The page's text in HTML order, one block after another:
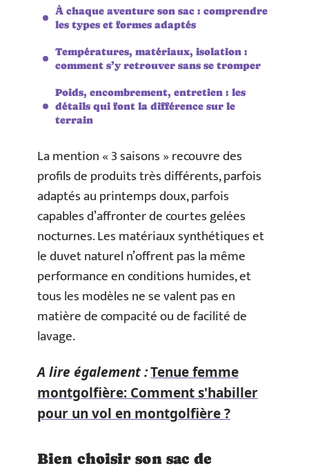
À chaque aventure son sac : comprendre
les types et formes adaptés
Températures, matériaux, isolation :
comment s’y retrouver sans se tromper
Poids, encombrement, entretien : les
détails qui font la différence sur le
terrain
La mention « 3 saisons » recouvre des
profils de produits très différents, parfois
adaptés au printemps doux, parfois
capables d’affronter de courtes gelées
nocturnes. Les matériaux synthétiques et
le duvet naturel n’offrent pas la même
performance en conditions humides, et
tous les modèles ne se valent pas en
matière de compacité ou de facilité de
lavage.
A lire également :Tenue femme
montgolfière: Comment s'habiller
pour un vol en montgolfière ?
Bien choisir son sac de